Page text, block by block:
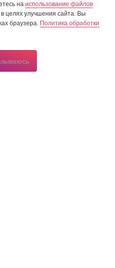
на использование файлов
целях улучшения сайта. Вы
браузера. Политика обработки